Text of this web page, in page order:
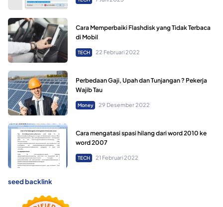
Cara Memperbaiki Flashdisk yang Tidak Terbaca
di Mobil
TECH 22 Februari 2022
Perbedaan Gaji, Upah dan Tunjangan ? Pekerja
Wajib Tau
Money 29 Desember 2022
Cara mengatasi spasi hilang dari word 2010 ke
word 2007
TECH 21 Februari 2022
seed backlink